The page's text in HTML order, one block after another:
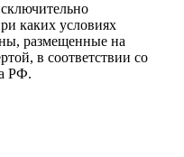
каких условиях
размещенные на
в соответствии со
РФ.